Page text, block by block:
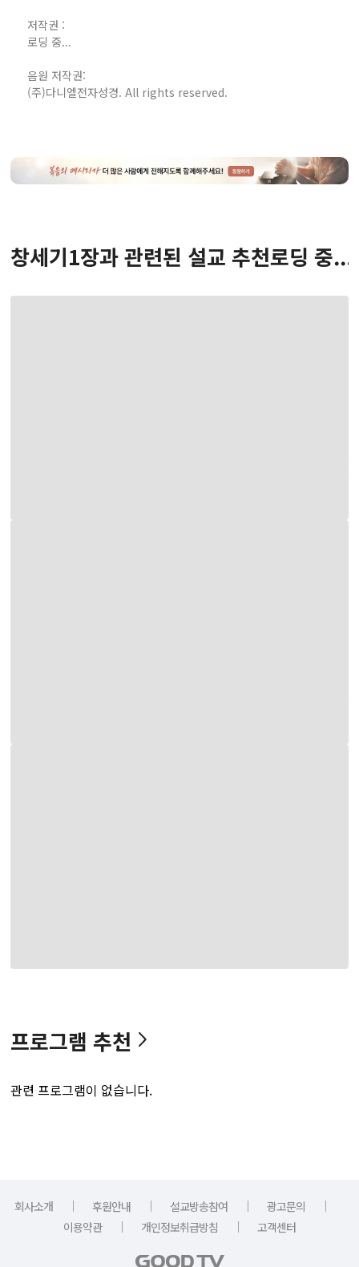
저작권 :
로딩 중...
음원 저작권:
(주)다니엘전자성경. All rights reserved.
창세기1장과 관련된 설교 추천로딩 중...
프로그램 추천
관련 프로그램이 없습니다.
회사소개 ｜ 후원안내 ｜ 설교방송참여 ｜ 광고문의
｜
이용약관
｜ 개인정보취급방침 ｜ 고객센터